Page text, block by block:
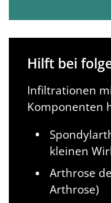
Hilft bei
Infiltrationen
Komponenten
kleinen
Arthrose
Arthrose)